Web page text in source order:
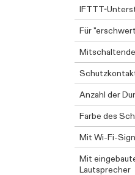
IFTTT-
Für
Anzahl der
Farbe des
Mit Wi-Fi-
Mit
Lautsprecher